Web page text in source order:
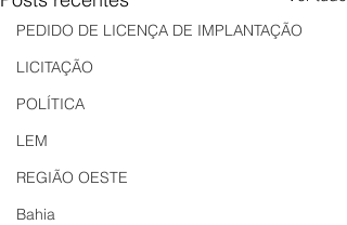
PEDIDO DE LICENÇA DE IMPLANTAÇÃO
LICITAÇÃO
POLÍTICA
LEM
REGIÃO OESTE
Bahia